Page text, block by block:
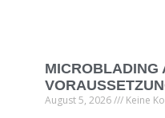
MICROBLADING
August 5, 2026 Keine